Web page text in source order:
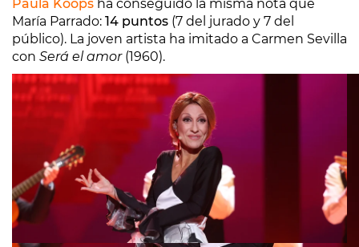
Paula Koops ha conseguido la misma nota que
María Parrado: 14 puntos (7 del jurado y 7 del
público). La joven artista ha imitado a Carmen Sevilla
con Será el amor(1960).